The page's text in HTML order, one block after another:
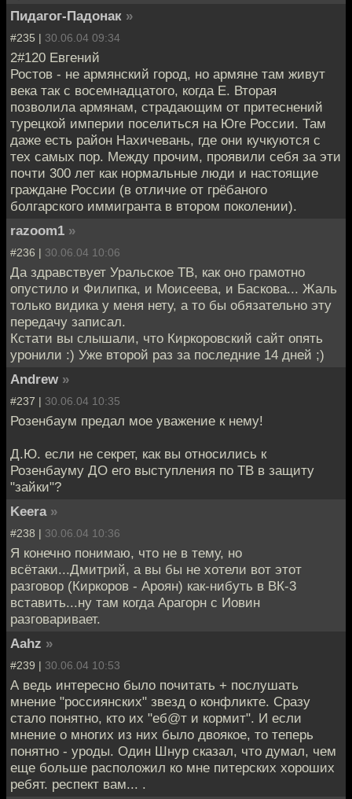
Пидагог-Падонак »
#235 | 30.06.04 09:34
2#120 Евгений
Ростов - не армянский город, но армяне там живут
века так с восемнадцатого, когда Е. Вторая
позволила армянам, страдающим от притеснений
турецкой империи поселиться на Юге России. Там
даже есть район Нахичевань, где они кучкуются с
тех самых пор. Между прочим, проявили себя за эти
почти 300 лет как нормальные люди и настоящие
граждане России (в отличие от грёбаного
болгарского иммигранта в втором поколении).
razoom1 »
#236 | 30.06.04 10:06
Да здравствует Уральское ТВ, как оно грамотно
опустило и Филипка, и Моисеева, и Баскова... Жаль
только видика у меня нету, а то бы обязательно эту
передачу записал.
Кстати вы слышали, что Киркоровский сайт опять
уронили :) Уже второй раз за последние 14 дней ;)
Andrew »
#237 | 30.06.04 10:35
Розенбаум предал мое уважение к нему!
Д.Ю. если не секрет, как вы относились к
Розенбауму ДО его выступления по ТВ в защиту
"зайки"?
Keera »
#238 | 30.06.04 10:36
Я конечно понимаю, что не в тему, но
всётаки...Дмитрий, а вы бы не хотели вот этот
разговор (Киркоров - Ароян) как-нибуть в ВК-3
вставить...ну там когда Арагорн с Иовин
разговаривает.
Aahz »
#239 | 30.06.04 10:53
А ведь интересно было почитать + послушать
мнение "россиянских" звезд о конфликте. Сразу
стало понятно, кто их "еб@т и кормит". И если
мнение о многих из них было двоякое, то теперь
понятно - уроды. Один Шнур сказал, что думал, чем
еще больше расположил ко мне питерских хороших
ребят. респект вам... .